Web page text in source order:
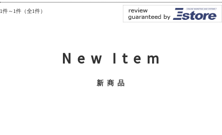
1件～1件（全1件）
N e w I t e m
新 商 品